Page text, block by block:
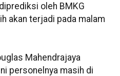
oleh BMKG
akan terjadi pada malam
Mahendrajaya
personelnya masih di